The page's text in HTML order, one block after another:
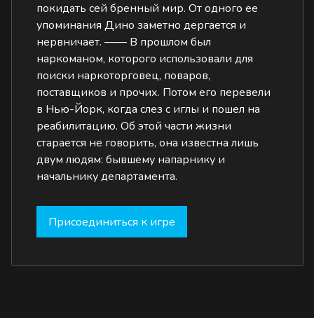
покидать сей бренный мир. От одного ее
упоминания Дино заметно дергается и
нервничает. —— В прошлом был
наркоманом, которого использовали для
поиски наркоторговец, поваров,
поставщиков и прочих. Потом его перевели
в Нью-Йорк, когда слез с иглы и пошел на
реабилитацию. Об этой части жизни
старается не говорить, она известна лишь
двум людям: бывшему напарнику и
начальнику департамента.
Присоединиться к игре